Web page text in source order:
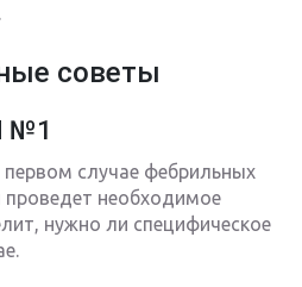
советы
№1
первом случае фебрильных
проведет необходимое
нужно ли специфическое